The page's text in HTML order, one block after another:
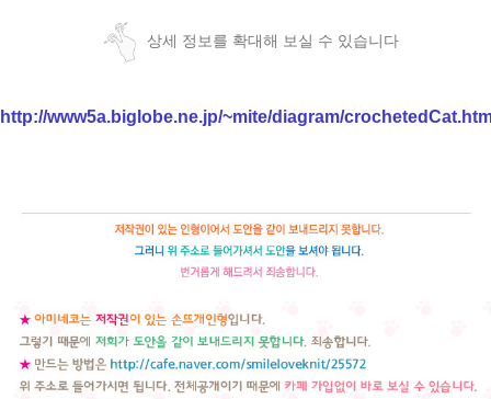
상세 정보를 확대해 보실 수 있습니다
http://www5a.biglobe.ne.jp/~mite/diagram/